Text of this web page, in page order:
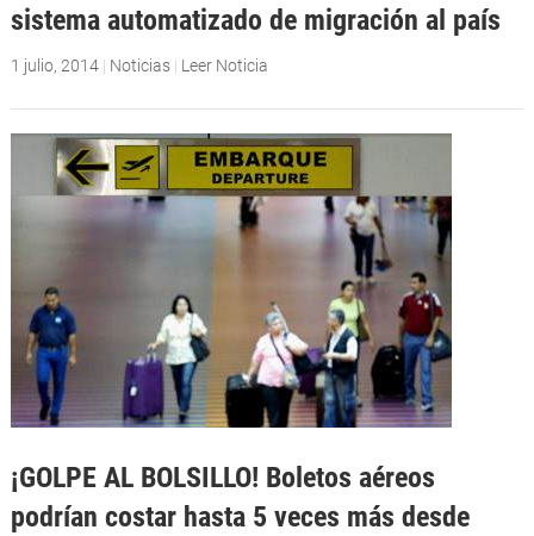
sistema automatizado de migración al país
1 julio, 2014| Noticias | Leer Noticia
¡GOLPE AL BOLSILLO! Boletos aéreos
podrían costar hasta 5 veces más desde